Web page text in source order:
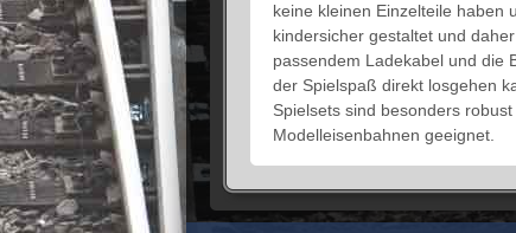
keine kleinen Einzelteile haben
kindersicher gestaltet und
passendem Ladekabel und die
der Spielspaß direkt losgehen
Spielsets sind besonders
Modelleisenbahnen geeignet.